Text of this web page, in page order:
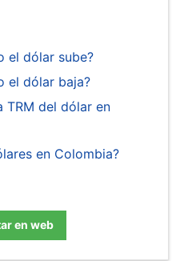
el dólar sube?
el dólar baja?
TRM del dólar en
en Colombia?
en web